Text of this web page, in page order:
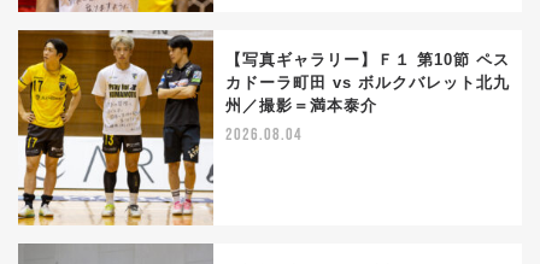
【写真ギャラリー】Ｆ１ 第10節 ペス
カドーラ町田 vs ボルクバレット北九
州／撮影＝満本泰介
2026.08.04